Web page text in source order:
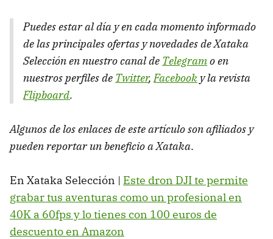
Puedes estar al día y en cada momento informado
de las principales ofertas y novedades de Xataka
Selección en nuestro canal de Telegramo en
nuestros perfiles de Twitter,Facebook y la revista
Flipboard.
Algunos de los enlaces de este artículo son afiliados y
pueden reportar un beneficio a Xataka.
En Xataka Selección | Este dron DJI te permite
grabar tus aventuras como un profesional en
40K a 60fps y lo tienes con 100 euros de
descuento en Amazon